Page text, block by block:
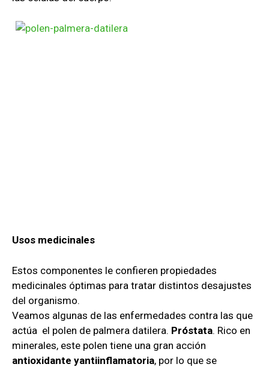
Usos medicinales
Estos componentes le confieren propiedades
medicinales óptimas para tratar distintos desajustes
del organismo.
Veamos algunas de las enfermedades contra las que
actúa el polen de palmera datilera. Próstata. Rico en
minerales, este polen tiene una gran acción
antioxidante yantiinflamatoria, por lo que se